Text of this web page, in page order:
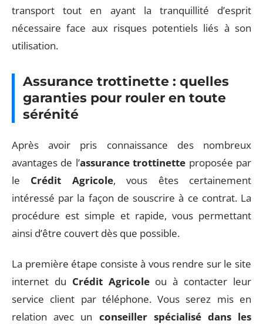
transport tout en ayant la tranquillité d’esprit
nécessaire face aux risques potentiels liés à son
utilisation.
Assurance trottinette : quelles
garanties pour rouler en toute
sérénité
Après avoir pris connaissance des nombreux
avantages de l’assurance trottinette proposée par
le Crédit Agricole, vous êtes certainement
intéressé par la façon de souscrire à ce contrat. La
procédure est simple et rapide, vous permettant
ainsi d’être couvert dès que possible.
La première étape consiste à vous rendre sur le site
internet du Crédit Agricoleou à contacter leur
service client par téléphone. Vous serez mis en
relation avec un conseiller spécialisé dans les